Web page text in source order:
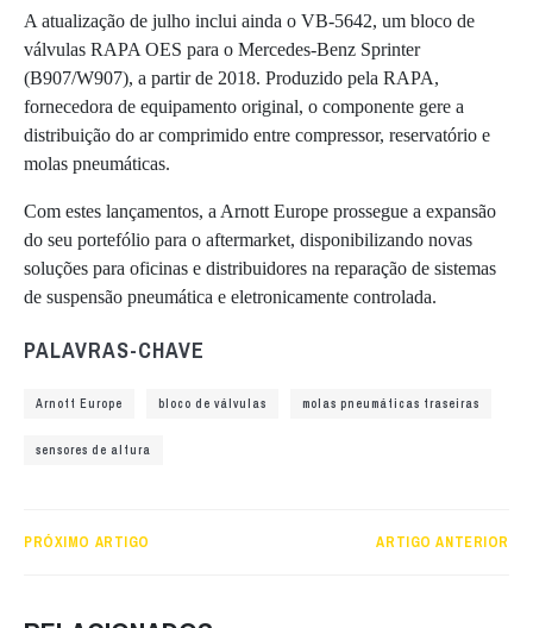
A atualização de julho inclui ainda o VB-5642, um bloco de
válvulas RAPA OES para o Mercedes-Benz Sprinter
(B907/W907), a partir de 2018. Produzido pela RAPA,
fornecedora de equipamento original, o componente gere a
distribuição do ar comprimido entre compressor, reservatório e
molas pneumáticas.
Com estes lançamentos, a Arnott Europe prossegue a expansão
do seu portefólio para o aftermarket, disponibilizando novas
soluções para oficinas e distribuidores na reparação de sistemas
de suspensão pneumática e eletronicamente controlada.
PALAVRAS-CHAVE
Arnott Europe bloco de válvulas molas pneumáticas traseiras
sensores de altura
PRÓXIMO ARTIGO ARTIGO ANTERIOR